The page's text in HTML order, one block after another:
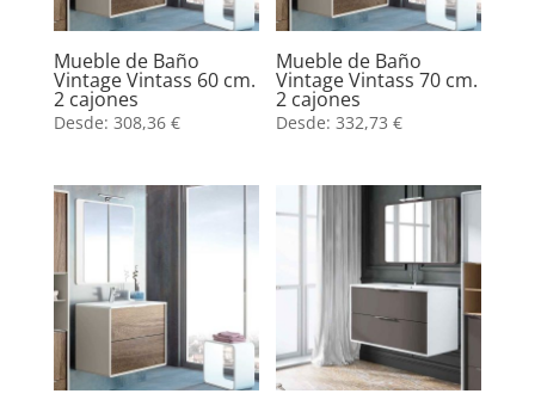
Mueble de Baño
Vintage Vintass 60 cm.
2 cajones
Desde: 308,36 €
Mueble de Baño
Vintage Vintass 70 cm.
2 cajones
Desde:332,73€